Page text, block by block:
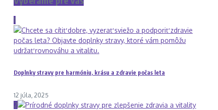
1
Doplnky stravy pre harmóniu, krásu a zdravie počas leta
12 júla, 2025
2